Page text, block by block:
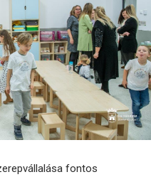
fontos